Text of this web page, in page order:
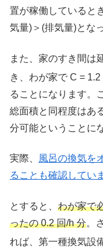
置が稼働していると
気量)＞(排気量)とな
また、家のすき間は
き、わが家で C =
ることになります。
総面積と同程度はあ
分可能ということに
実際、
風呂の換気を
ることも確認してい
とすると、 わが家で
ったの 0.2 回/h 分。
れば、第一種換気設